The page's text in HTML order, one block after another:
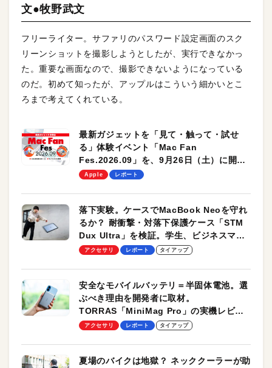
文●牧野武文
フリーライター。サファリのパスワード設定画面のスク
リーンショットを撮影しようとしたが、実行できなかっ
た。重要な画面なので、撮影できないようになっている
のだ。初めて知ったが、アップルはこういう細かいとこ
ろまで考えてくれている。
最新ガジェットを「見て・触って・試せ
る」体験イベント「Mac Fan
Fes.2026.09」を、9月26日（土）に開催
します！
Apple レポート
落下実験。ケースでMacBook Neoを守れ
るか？ 耐衝撃・対落下保護ケース「STM
Dux Ultra」を検証。学生、ビジネスマン
のモバイルユースに最適！
アクセサリ レポート タイアップ
安全なモバイルバッテリ＝半固体電池。選
ぶべき理由を開発者に取材。
TORRAS「MiniMag Pro」の実機レビュ
ーも
アクセサリ レポート タイアップ
夏場のバイクは地獄？ ネッククーラーが助